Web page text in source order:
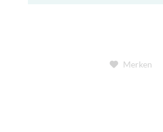
Merken